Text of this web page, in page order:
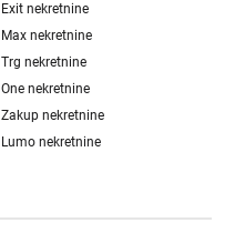
Exit nekretnine
Max nekretnine
Trg nekretnine
One nekretnine
Zakup nekretnine
Lumo nekretnine